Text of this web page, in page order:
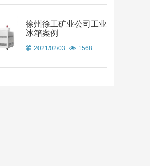
徐州徐工矿业公司工业
冰箱案例
2021/02/03 1568